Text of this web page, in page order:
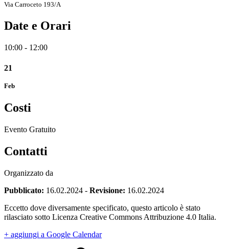
Via Carroceto 193/A
Date e Orari
10:00 - 12:00
21
Feb
Costi
Evento Gratuito
Contatti
Organizzato da
Pubblicato: 16.02.2024 - Revisione: 16.02.2024
Eccetto dove diversamente specificato, questo articolo è stato
rilasciato sotto Licenza Creative Commons Attribuzione 4.0 Italia.
+ aggiungi a Google Calendar